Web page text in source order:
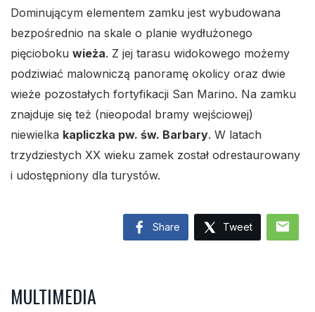
Dominującym elementem zamku jest wybudowana
bezpośrednio na skale o planie wydłużonego
pięcioboku wieża. Z jej tarasu widokowego możemy
podziwiać malowniczą panoramę okolicy oraz dwie
wieże pozostałych fortyfikacji San Marino. Na zamku
znajduje się też (nieopodal bramy wejściowej)
niewielka kapliczka pw. św. Barbary. W latach
trzydziestych XX wieku zamek został odrestaurowany
i udostępniony dla turystów.
Share Tweet mail
MULTIMEDIA